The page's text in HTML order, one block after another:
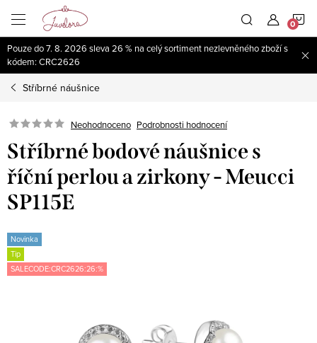
obsah
Pouze do 7. 8. 2026 sleva 26 % na celý sortiment nezlevněného zboží s
kódem: CRC2626
Stříbrné náušnice
Neohodnoceno Podrobnosti hodnocení
Stříbrné bodové náušnice s
říční perlou a zirkony - Meucci
SP115E
Novinka
Tip
SALECODE:CRC2626:26:%